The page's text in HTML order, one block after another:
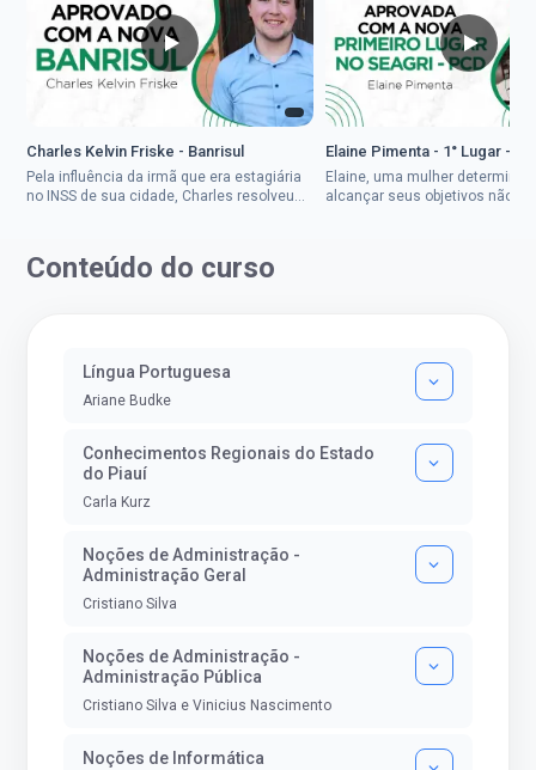
Charles Kelvin Friske - Banrisul
Pela influência da irmã que era estagiária
no INSS de sua cidade, Charles resolveu
Elaine Pimenta - 1° Lugar -
Elaine, uma mulher
alcançar seus objetivos não
Conteúdo do curso
Língua Portuguesa
Ariane Budke
Conhecimentos Regionais do Estado
do Piauí
Carla Kurz
Noções de Administração -
Administração Geral
Cristiano Silva
Noções de Administração -
Administração Pública
Cristiano Silva e Vinicius Nascimento
Noções de Informática